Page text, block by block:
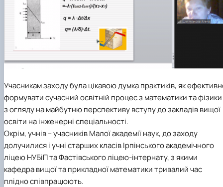
Учасникам заходу була цікавою думка практиків, як
формувати сучасний освітній процес з математики та фізики
з огляду на майбутню перспективу вступу до закладів вищої
освіти на інженерні спеціальності.
Окрім, учнів – учасників Малої академії наук, до заходу
долучилися і учні старших класів Ірпінського академічного
ліцею НУБіП та Фастівського ліцею-інтернату, з якими
кафедра вищої та прикладної математики тривалий час
плідно співпрацюють.